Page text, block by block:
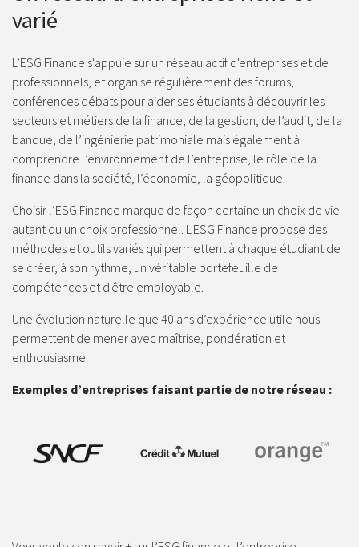
varié
L’ESG Finance s'appuie sur un réseau actif d'entreprises et de
professionnels, et organise régulièrement des forums,
conférences débats pour aider ses étudiants à découvrir les
secteurs et métiers de la finance, de la gestion, de l’audit, de la
banque, de l’ingénierie patrimoniale mais également à
comprendre l’environnement de l’entreprise, le rôle de la
finance dans la société, l’économie, la géopolitique.
Choisir l’ESG Finance marque de façon certaine un choix de vie
autant qu'un choix professionnel. L'ESG Finance propose des
méthodes et outils variés qui permettent à chaque étudiant de
se créer, à son rythme, un véritable portefeuille de
compétences et d'être employable.
Une évolution naturelle que 40 ans d’expérience utile nous
permettent de mener avec maîtrise, pondération et
enthousiasme.
Exemples d’entreprises faisant partie de notre réseau :